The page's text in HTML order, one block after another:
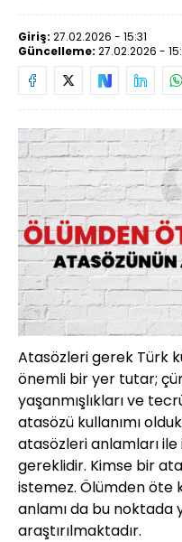
Giriş: 27.02.2026 - 15:31
Güncelleme: 27.02.2026 -
Atasözleri gerek Türk
önemli bir yer tutar;
yaşanmışlıkları ve
atasözü kullanımı
atasözleri anlamları ile
gereklidir. Kimse bir
istemez. Ölümden öte
anlamı da bu noktada
araştırılmaktadır.